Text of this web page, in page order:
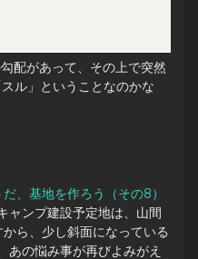
配があって、その上で突然
ル」ということなのかな
、基地を作ろう（その8）
ャンプ建設予定地は、山間
ら、少し斜面になっている
あの悩み事が再びよみがえ